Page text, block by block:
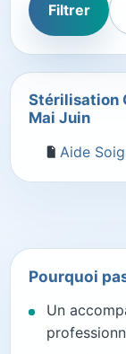
Filtrer
Stérilisation
Mai Juin
Aide
Pourquoi
Un